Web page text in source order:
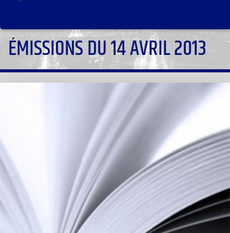
ÉMISSIONS DU 14 AVRIL 2013